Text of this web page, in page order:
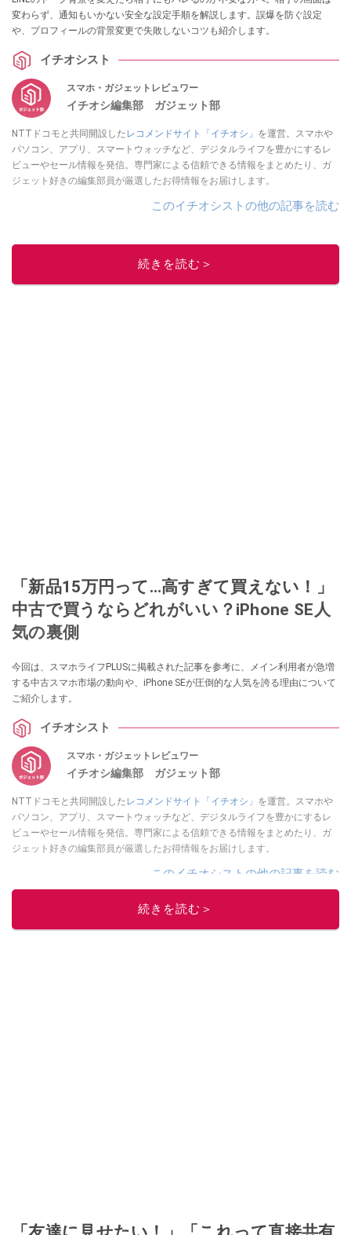
変わらず、通知もいかない安全な設定手順を解説します。誤爆を防ぐ設定
や、プロフィールの背景変更で失敗しないコツも紹介します。
イチオシスト
スマホ・ガジェットレビュワー
イチオシ編集部 ガジェット部
NTTドコモと共同開設したレコメンドサイト「イチオシ」 を運営。スマホや
パソコン、アプリ、スマートウォッチなど、デジタルライフを豊かにするレ
ビューやセール情報を発信。専門家による信頼できる情報をまとめたり、ガ
ジェット好きの編集部員が厳選したお得情報をお届けします。
このイチオシストの他の記事を読む
続きを読む＞
「新品15万円って…高すぎて買えない！」
中古で買うならどれがいい？iPhone SE人
気の裏側
今回は、スマホライフPLUSに掲載された記事を参考に、メイン利用者が急増
する中古スマホ市場の動向や、iPhone SEが圧倒的な人気を誇る理由について
ご紹介します。
イチオシスト
スマホ・ガジェットレビュワー
イチオシ編集部 ガジェット部
NTTドコモと共同開設した レコメンドサイト「イチオシ」 を運営。スマホや
パソコン、アプリ、スマートウォッチなど、デジタルライフを豊かにするレ
ビューやセール情報を発信。専門家による信頼できる情報をまとめたり、ガ
ジェット好きの編集部員が厳選したお得情報をお届けします。
このイチオシストの他の記事を読む
続きを読む＞
「友達に見せたい！」「これって直接共有